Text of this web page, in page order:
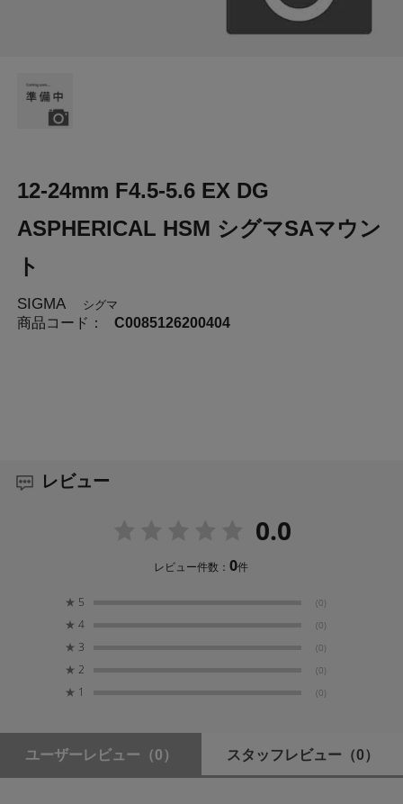
12-24mm F4.5-5.6 EX DG
ASPHERICAL HSM シグマSAマウン
ト
SIGMA シグマ
商品コード： C0085126200404
レビュー
0.0
レビュー件数：0件
★ 5 (0)
★ 4 (0)
★ 3 (0)
★ 2 (0)
★ 1 (0)
ユーザーレビュー （0） スタッフレビュー （0）